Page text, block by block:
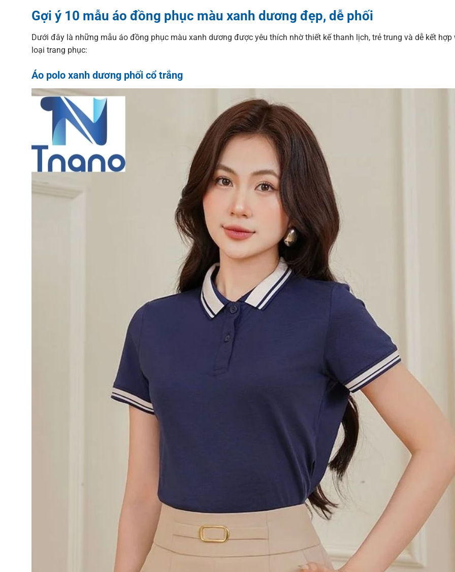
Gợi ý 10 mẫu áo đồng phục màu xanh dương đẹp, dễ phối
Dưới đây là những mẫu áo đồng phục màu xanh dương được yêu thích nhờ thiết kế thanh lịch, trẻ trung và dễ kết hợp
loại trang phục:
Áo polo xanh dương phối cổ trắng